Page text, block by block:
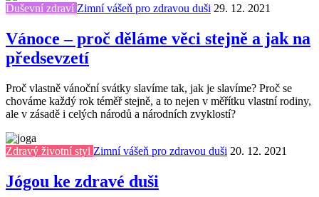
Duševní zdraví Zimní vášeň pro zdravou duši 29. 12. 2021
Vánoce – proč děláme věci stejně a jak na
předsevzetí
Proč vlastně vánoční svátky slavíme tak, jak je slavíme? Proč se
chováme každý rok téměř stejně, a to nejen v měřítku vlastní rodiny,
ale v zásadě i celých národů a národních zvyklostí?
Zdravý životní styl Zimní vášeň pro zdravou duši 20. 12. 2021
Jógou ke zdravé duši